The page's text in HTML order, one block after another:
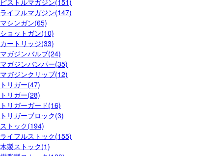
ライフルマガジン(147)
マシンガン(65)
ショットガン(10)
カートリッジ(33)
マガジンバルブ(24)
マガジンバンパー(35)
マガジンクリップ(12)
トリガー(47)
トリガー(28)
トリガーガード(16)
トリガーブロック(3)
ストック(194)
ライフルストック(155)
木製ストック(1)